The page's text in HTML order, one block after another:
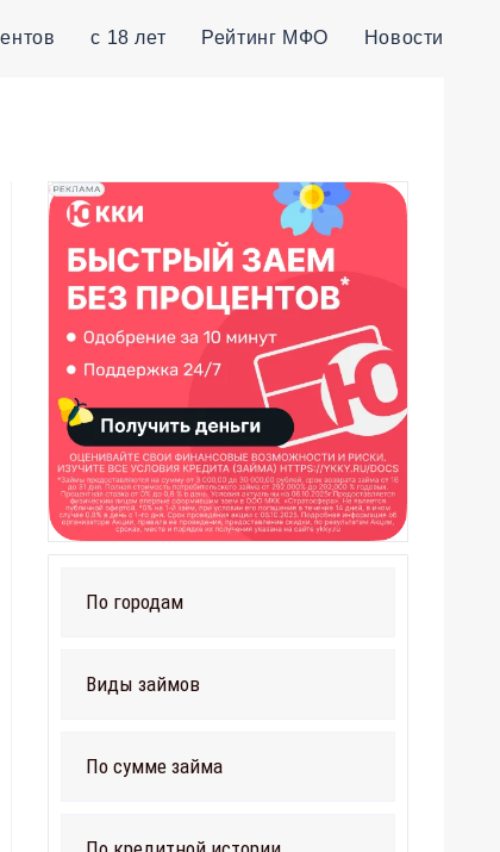
с 18 лет Рейтинг МФО Новости
По городам
Виды займов
По сумме займа